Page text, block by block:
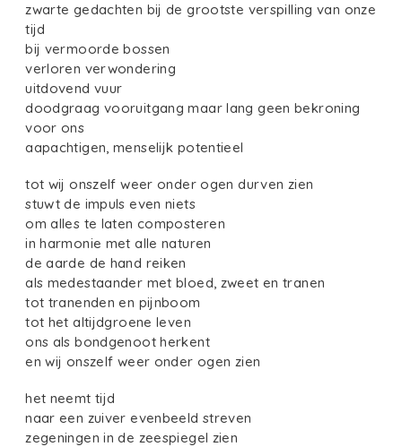
zwarte gedachten bij de grootste verspilling van onze
tijd
bij vermoorde bossen
verloren verwondering
uitdovend vuur
doodgraag vooruitgang maar lang geen bekroning
voor ons
aapachtigen, menselijk potentieel
tot wij onszelf weer onder ogen durven zien
stuwt de impuls even niets
om alles te laten composteren
in harmonie met alle naturen
de aarde de hand reiken
als medestaander met bloed, zweet en tranen
tot tranenden en pijnboom
tot het altijdgroene leven
ons als bondgenoot herkent
en wij onszelf weer onder ogen zien
het neemt tijd
naar een zuiver evenbeeld streven
zegeningen in de zeespiegel zien